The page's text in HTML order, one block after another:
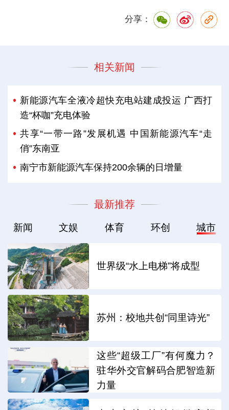
分享：
相关新闻
新能源汽车全液冷超快充电站建成投运 广西打
造“杯咖”充电体验
共享“一带一路”发展机遇 中国新能源汽车“走
俏”东南亚
南宁市新能源汽车保持200余辆的日增量
最新推荐
新闻 文娱 体育 环创 城市
世界级“水上电梯”将成型
苏州：校地共创“同里诗光”
这些“超级工厂”有何魔力？
驻华外交官解码合肥智造新
力量